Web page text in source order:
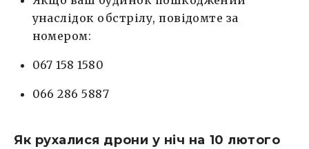
унаслідок обстрілу, повідомте за
номером:
067 158 1580
066 286 5887
Як рухалися дрони у ніч на 10 лютого